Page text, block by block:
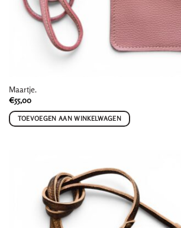
Maartje.
€55,00
TOEVOEGEN AAN WINKELWAGEN